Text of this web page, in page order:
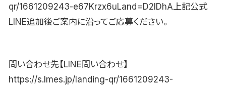
qr/1661209243-e67Krzx6uLand=D2lDhA上記公式
LINE追加後ご案内に沿ってご応募ください。
問い合わせ先【LINE問い合わせ】
https://s.lmes.jp/landing-qr/1661209243-